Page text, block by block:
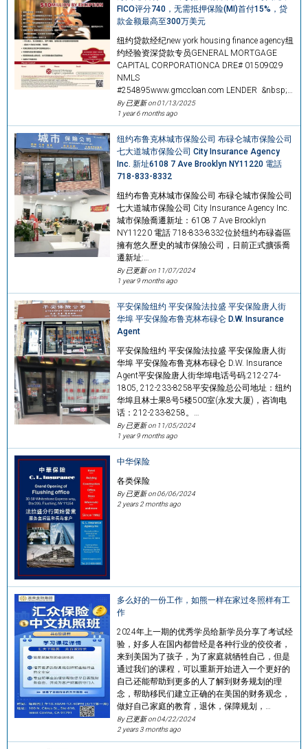
FICO评分740，无需抵押保险(MI)首付15%，贷
款金额最高至300万美元
纽约贷款经纪new york housing finance agency纽
约经验资深贷款专员GENERAL MORTGAGE
CAPITAL CORPORATIONCA DRE# 01509029
NMLS
#254895www.gmccloan.com LENDER &nbsp;…
By 已更新 on01/13/2025
1 year 6 months ago
纽约布鲁克林城市保险公司 布碌仑城市保险公司
七大道城市保险公司 City Insurance Agency
Inc. 新址6108 7 Ave Brooklyn NY11220 電話
718-833-8332
纽约布鲁克林城市保险公司 布碌仑城市保险公司
七大道城市保险公司 City Insurance Agency Inc.
城市保險喬遷新址：6108 7 Ave Brooklyn
NY11220 電話 718-833-8332位於纽约布碌崙區
擁有悠久歷史的城市保險公司，日前正式擴張喬
遷新址:…
By 已更新 on 11/07/2024
1 year 9 months ago
平安保险纽约 平安保险法拉盛 平安保险唐人街
华埠 平安保险布鲁克林布碌仑 D.W. Insurance
Agent
平安保险纽约 平安保险法拉盛 平安保险唐人街
华埠 平安保险布鲁克林布碌仑 D.W. Insurance
Agent平安保险唐人街华埠电话号码:212-274-
1805, 212-233-8258平安保险总公司地址：纽约
华埠且林士果8号5楼500室(永发大厦)，咨询电
话：212-233-8258。…
By 已更新 on 11/05/2024
1 year 9 months ago
中华保险
各类保险
By 已更新 on06/06/2024
2 years 2 months ago
多么好的一份工作，如熊一样在家过冬照样有工
作
2024年上一期的优秀学员给新学员分享了考试经
验，好多人在国内都曾经是各种行业的佼佼者，
来到美国为了孩子，为了家庭就牺牲自己，但是
通过我们的课程，可以重新开始进入一个更好的
自己还能帮助到更多的人了解到财务规划的理
念，帮助移民们建立正确的在美国的财务观念，
做好自己家庭的教育，退休，保障规划，…
By 已更新 on04/22/2024
2 years 3 months ago